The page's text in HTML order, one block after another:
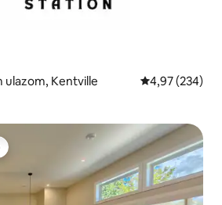
ulazom, Kentville Prosečna
4,97 (234)
omiljenim